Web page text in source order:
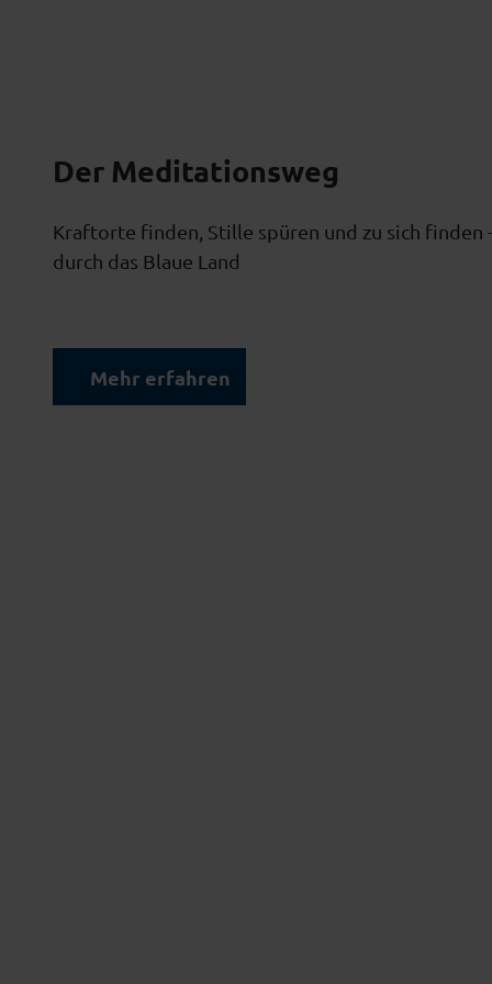
Der Meditationsweg
Kraftorte finden, Stille spüren und zu sich
durch das Blaue Land
Mehr erfahren